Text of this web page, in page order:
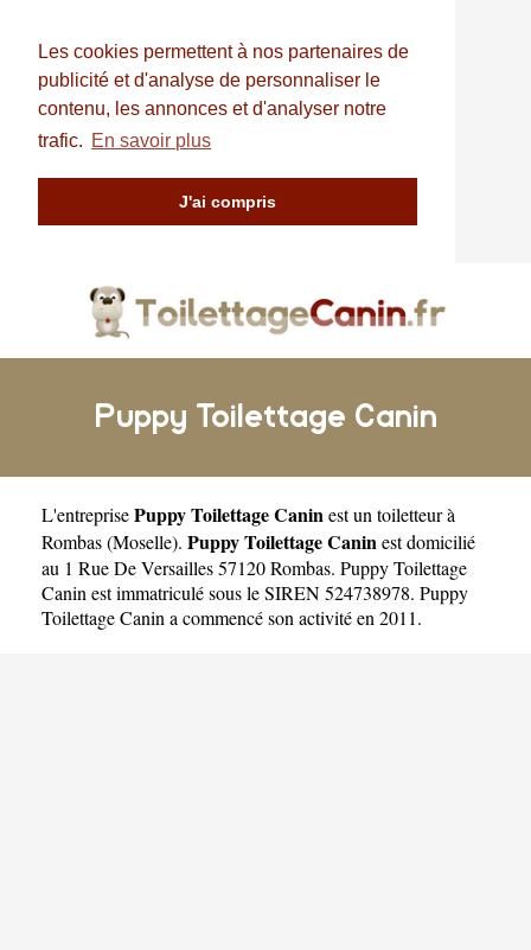
Les cookies permettent à nos partenaires de
publicité et d'analyse de personnaliser le
contenu, les annonces et d'analyser notre
trafic. En savoir plus
J'ai compris
Puppy Toilettage Canin
L'entreprisePuppy Toilettage Caninest un toiletteur à
Rombas(Moselle). Puppy Toilettage Caninest domicilié
au 1 Rue De Versailles 57120 Rombas. Puppy Toilettage
Canin est immatriculé sous le SIREN 524738978. Puppy
Toilettage Canin a commencé son activité en 2011.